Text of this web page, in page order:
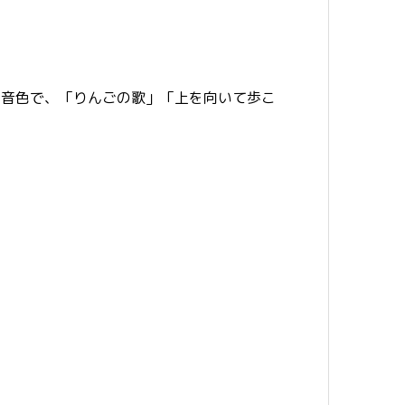
色で、「りんごの歌」「上を向いて歩こ